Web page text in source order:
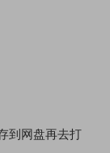
到网盘再去打